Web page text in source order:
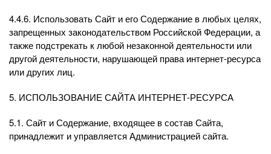
4.4.6. Использовать Сайт и его Содержание в любых целях,
запрещенных законодательством Российской Федерации, а
также подстрекать к любой незаконной деятельности или
другой деятельности, нарушающей права интернет-ресурса
или других лиц.
5. ИСПОЛЬЗОВАНИЕ САЙТА ИНТЕРНЕТ-РЕСУРСА
5.1. Сайт и Содержание, входящее в состав Сайта,
принадлежит и управляется Администрацией сайта.